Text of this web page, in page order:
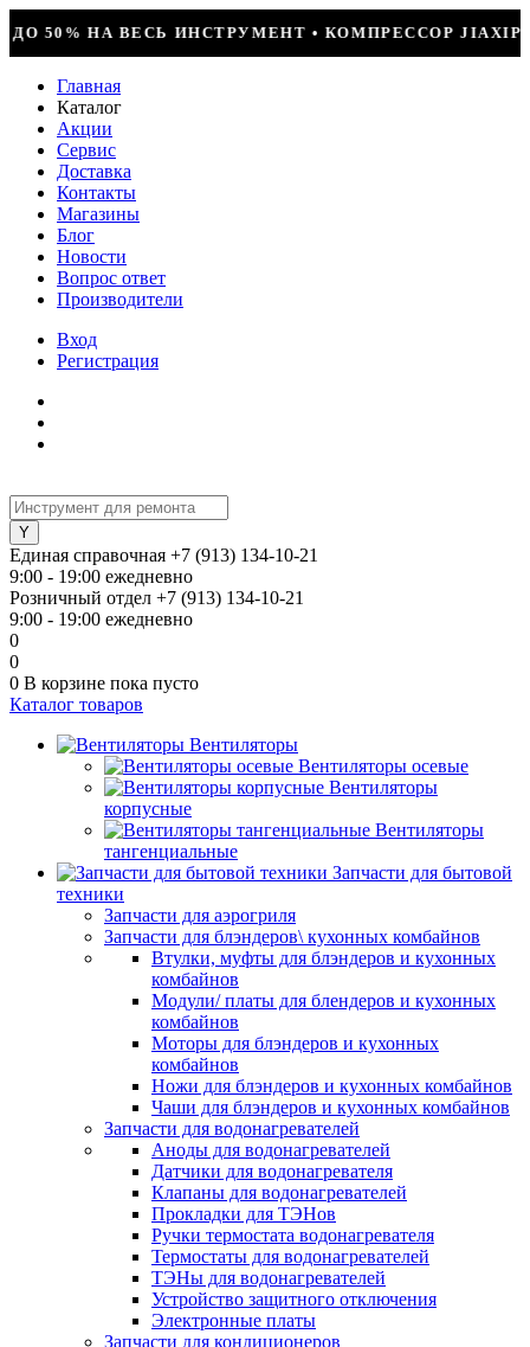
• КОМПРЕССОР JIAXIPERA T1114YB, 170ВТ, R-600 =
Главная
Каталог
Акции
Сервис
Доставка
Контакты
Магазины
Блог
Новости
Вопрос ответ
Производители
Вход
Регистрация
Единая справочная +7 (913) 134-10-21
9:00 - 19:00 ежедневно
Розничный отдел +7 (913) 134-10-21
9:00 - 19:00 ежедневно
0
0
0 В корзине пока пусто
Каталог товаров
Вентиляторы
Вентиляторы осевые
Вентиляторы
корпусные
Вентиляторы
тангенциальные
Запчасти для бытовой
техники
Запчасти для аэрогриля
Запчасти для блэндеров\ кухонных комбайнов
Втулки, муфты для блэндеров и кухонных
комбайнов
Модули/ платы для блендеров и кухонных
комбайнов
Моторы для блэндеров и кухонных
комбайнов
Ножи для блэндеров и кухонных комбайнов
Чаши для блэндеров и кухонных комбайнов
Запчасти для водонагревателей
Аноды для водонагревателей
Датчики для водонагревателя
Клапаны для водонагревателей
Прокладки для ТЭНов
Ручки термостата водонагревателя
Термостаты для водонагревателей
ТЭНы для водонагревателей
Устройство защитного отключения
Электронные платы
Запчасти для кондиционеров